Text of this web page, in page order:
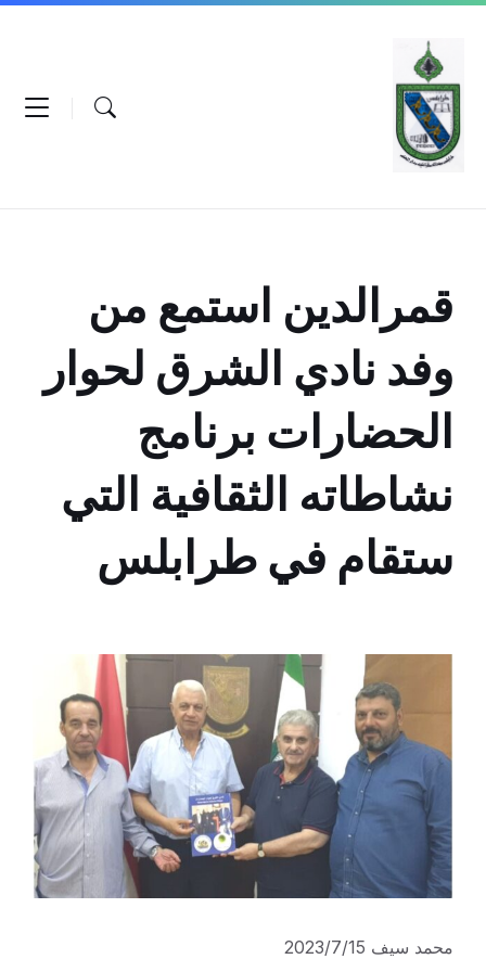
Skip
content
Skip
navigation
Skip
قمرالدين استمع من
وفد نادي الشرق لحوار
الحضارات برنامج
نشاطاته الثقافية التي
ستقام في طرابلس
محمد سيف 2023/7/15